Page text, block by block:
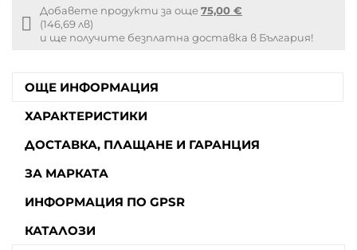
Free
shipping
Добавете продукти за още75,00 €
(146,69 лв)
и ще получите безплатна доставка в България!
ОЩЕ ИНФОРМАЦИЯ
ХАРАКТЕРИСТИКИ
ДОСТАВКА, ПЛАЩАНЕ И ГАРАНЦИЯ
ЗА МАРКАТА
ИНФОРМАЦИЯ ПО GPSR
КАТАЛОЗИ